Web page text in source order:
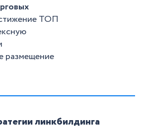
ТОП
размещение
линкбилдинга